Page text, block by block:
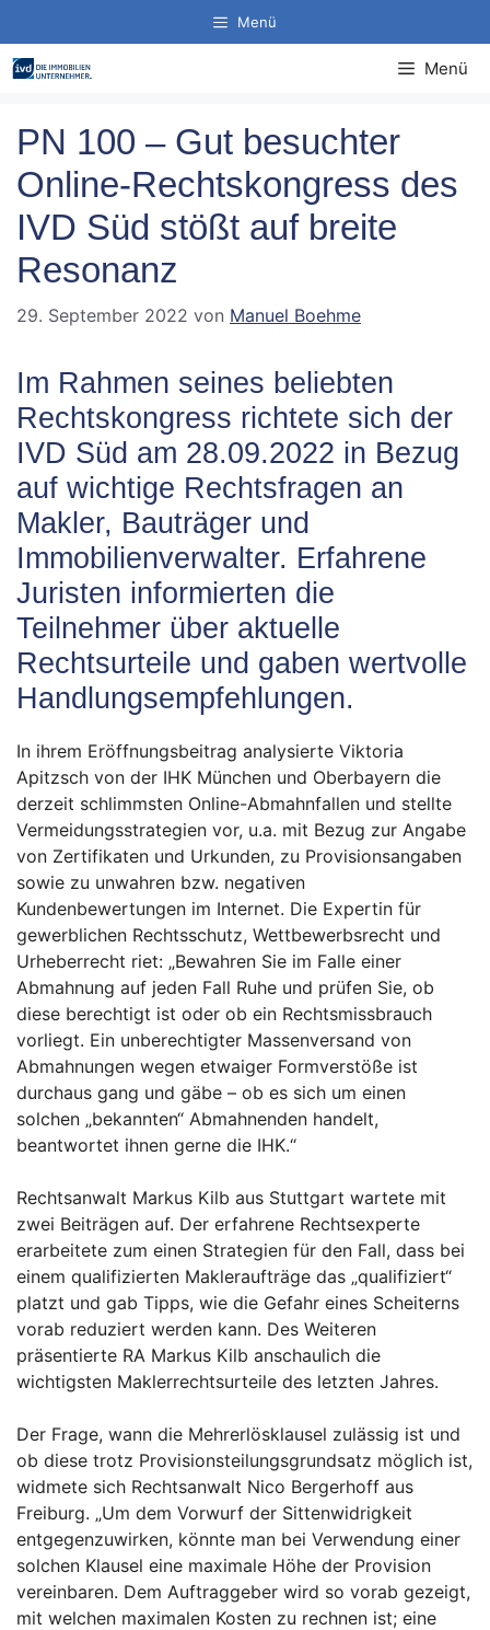
Inhalt
springen
Menü
Menü
PN 100 – Gut besuchter
Online-Rechtskongress des
IVD Süd stößt auf breite
Resonanz
29. September 2022 von Manuel Boehme
Im Rahmen seines beliebten
Rechtskongress richtete sich der
IVD Süd am 28.09.2022 in Bezug
auf wichtige Rechtsfragen an
Makler, Bauträger und
Immobilienverwalter. Erfahrene
Juristen informierten die
Teilnehmer über aktuelle
Rechtsurteile und gaben wertvolle
Handlungsempfehlungen.
In ihrem Eröffnungsbeitrag analysierte Viktoria
Apitzsch von der IHK München und Oberbayern die
derzeit schlimmsten Online-Abmahnfallen und stellte
Vermeidungsstrategien vor, u.a. mit Bezug zur Angabe
von Zertifikaten und Urkunden, zu Provisionsangaben
sowie zu unwahren bzw. negativen
Kundenbewertungen im Internet. Die Expertin für
gewerblichen Rechtsschutz, Wettbewerbsrecht und
Urheberrecht riet: „Bewahren Sie im Falle einer
Abmahnung auf jeden Fall Ruhe und prüfen Sie, ob
diese berechtigt ist oder ob ein Rechtsmissbrauch
vorliegt. Ein unberechtigter Massenversand von
Abmahnungen wegen etwaiger Formverstöße ist
durchaus gang und gäbe – ob es sich um einen
solchen „bekannten“ Abmahnenden handelt,
beantwortet ihnen gerne die IHK.“
Rechtsanwalt Markus Kilb aus Stuttgart wartete mit
zwei Beiträgen auf. Der erfahrene Rechtsexperte
erarbeitete zum einen Strategien für den Fall, dass bei
einem qualifizierten Makleraufträge das „qualifiziert“
platzt und gab Tipps, wie die Gefahr eines Scheiterns
vorab reduziert werden kann. Des Weiteren
präsentierte RA Markus Kilb anschaulich die
wichtigsten Maklerrechtsurteile des letzten Jahres.
Der Frage, wann die Mehrerlösklausel zulässig ist und
ob diese trotz Provisionsteilungsgrundsatz möglich ist,
widmete sich Rechtsanwalt Nico Bergerhoff aus
Freiburg. „Um dem Vorwurf der Sittenwidrigkeit
entgegenzuwirken, könnte man bei Verwendung einer
solchen Klausel eine maximale Höhe der Provision
vereinbaren. Dem Auftraggeber wird so vorab gezeigt,
mit welchen maximalen Kosten zu rechnen ist; eine